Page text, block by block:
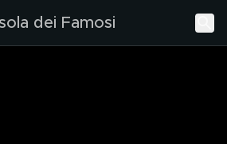
dei Famosi